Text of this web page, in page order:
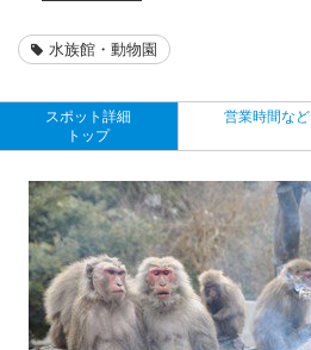
水族館・動物園
スポット詳細
トップ
営業時間など